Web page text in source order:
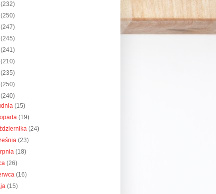
(232)
(250)
(247)
(245)
(241)
(210)
(235)
(250)
(240)
(15)
(19)
(24)
(23)
(18)
(26)
(16)
(15)